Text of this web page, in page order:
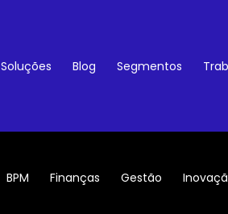
Soluções Blog Segmentos
BPM Finanças Gestão